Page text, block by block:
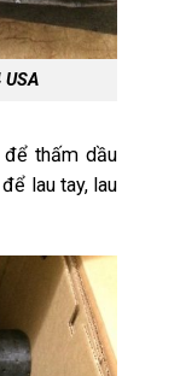
thấm dầu
lau tay, lau